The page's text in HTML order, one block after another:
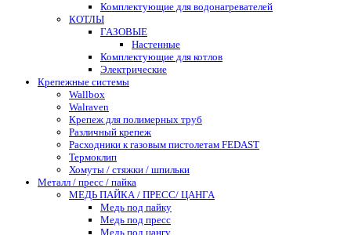
Комплектующие для водонагревателей
КОТЛЫ
ГАЗОВЫЕ
Настенные
Комплектующие для котлов
Электрические
Крепежные системы
Wallbox
Walraven
Крепеж для полимерных труб
Различный крепеж
Расходники к газовым пистолетам FEDAST
Термоклип
Хомуты / стяжки / шпильки
Металл / пресс / пайка
МЕДЬ ПАЙКА / ПРЕСС/ ЦАНГА
Медь под пайку
Медь под пресс
Медь под цангу